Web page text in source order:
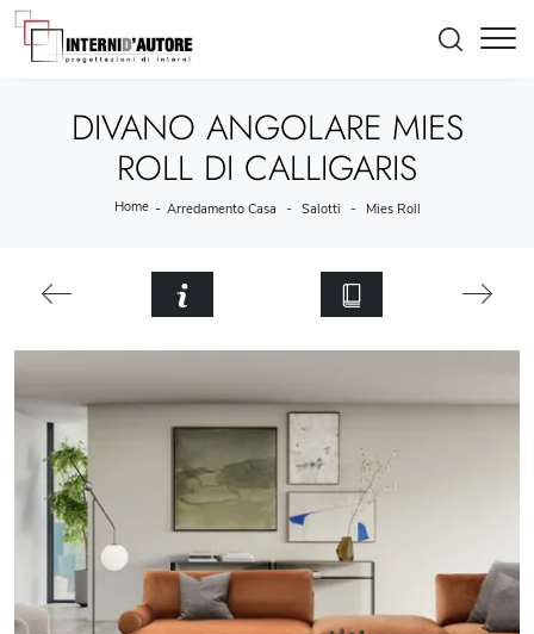
DIVANO ANGOLARE MIES
ROLL DI CALLIGARIS
Home - Arredamento Casa - Salotti - Mies Roll